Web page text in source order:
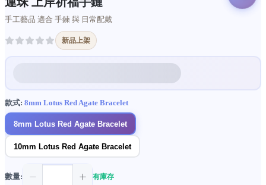
手工藝品 適合 手鍊 與 日常配戴
新品上架
款式: 8mm Lotus Red Agate Bracelet
8mm Lotus Red Agate Bracelet
10mm Lotus Red Agate Bracelet
數量: 有庫存